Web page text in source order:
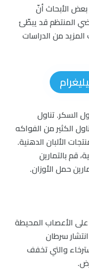
بعض الأبحاث أنّ
المنتظم قد يبطّئ
المزيد من الدراسات
السكر. تناول
الكثير من الفواكه
الألبان الدهنية.
قم بالتمارين
حمل الأوزان.
الأعصاب المحيطة
سرطان
والتي تخفف